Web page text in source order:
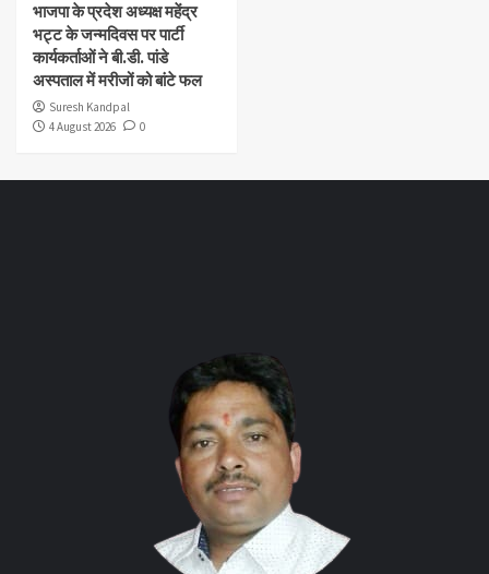
भाजपा के प्रदेश अध्यक्ष महेंद्र
भट्ट के जन्मदिवस पर पार्टी
कार्यकर्ताओं ने बी.डी. पांडे
अस्पताल में मरीजों को बांटे फल
Suresh Kandpal
4 August 2026
0